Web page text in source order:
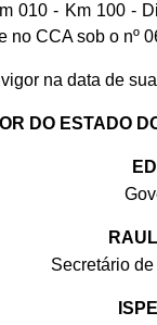
010 - Km 100 -
no CCA sob o nº
na data de
DO ESTADO
Secretário